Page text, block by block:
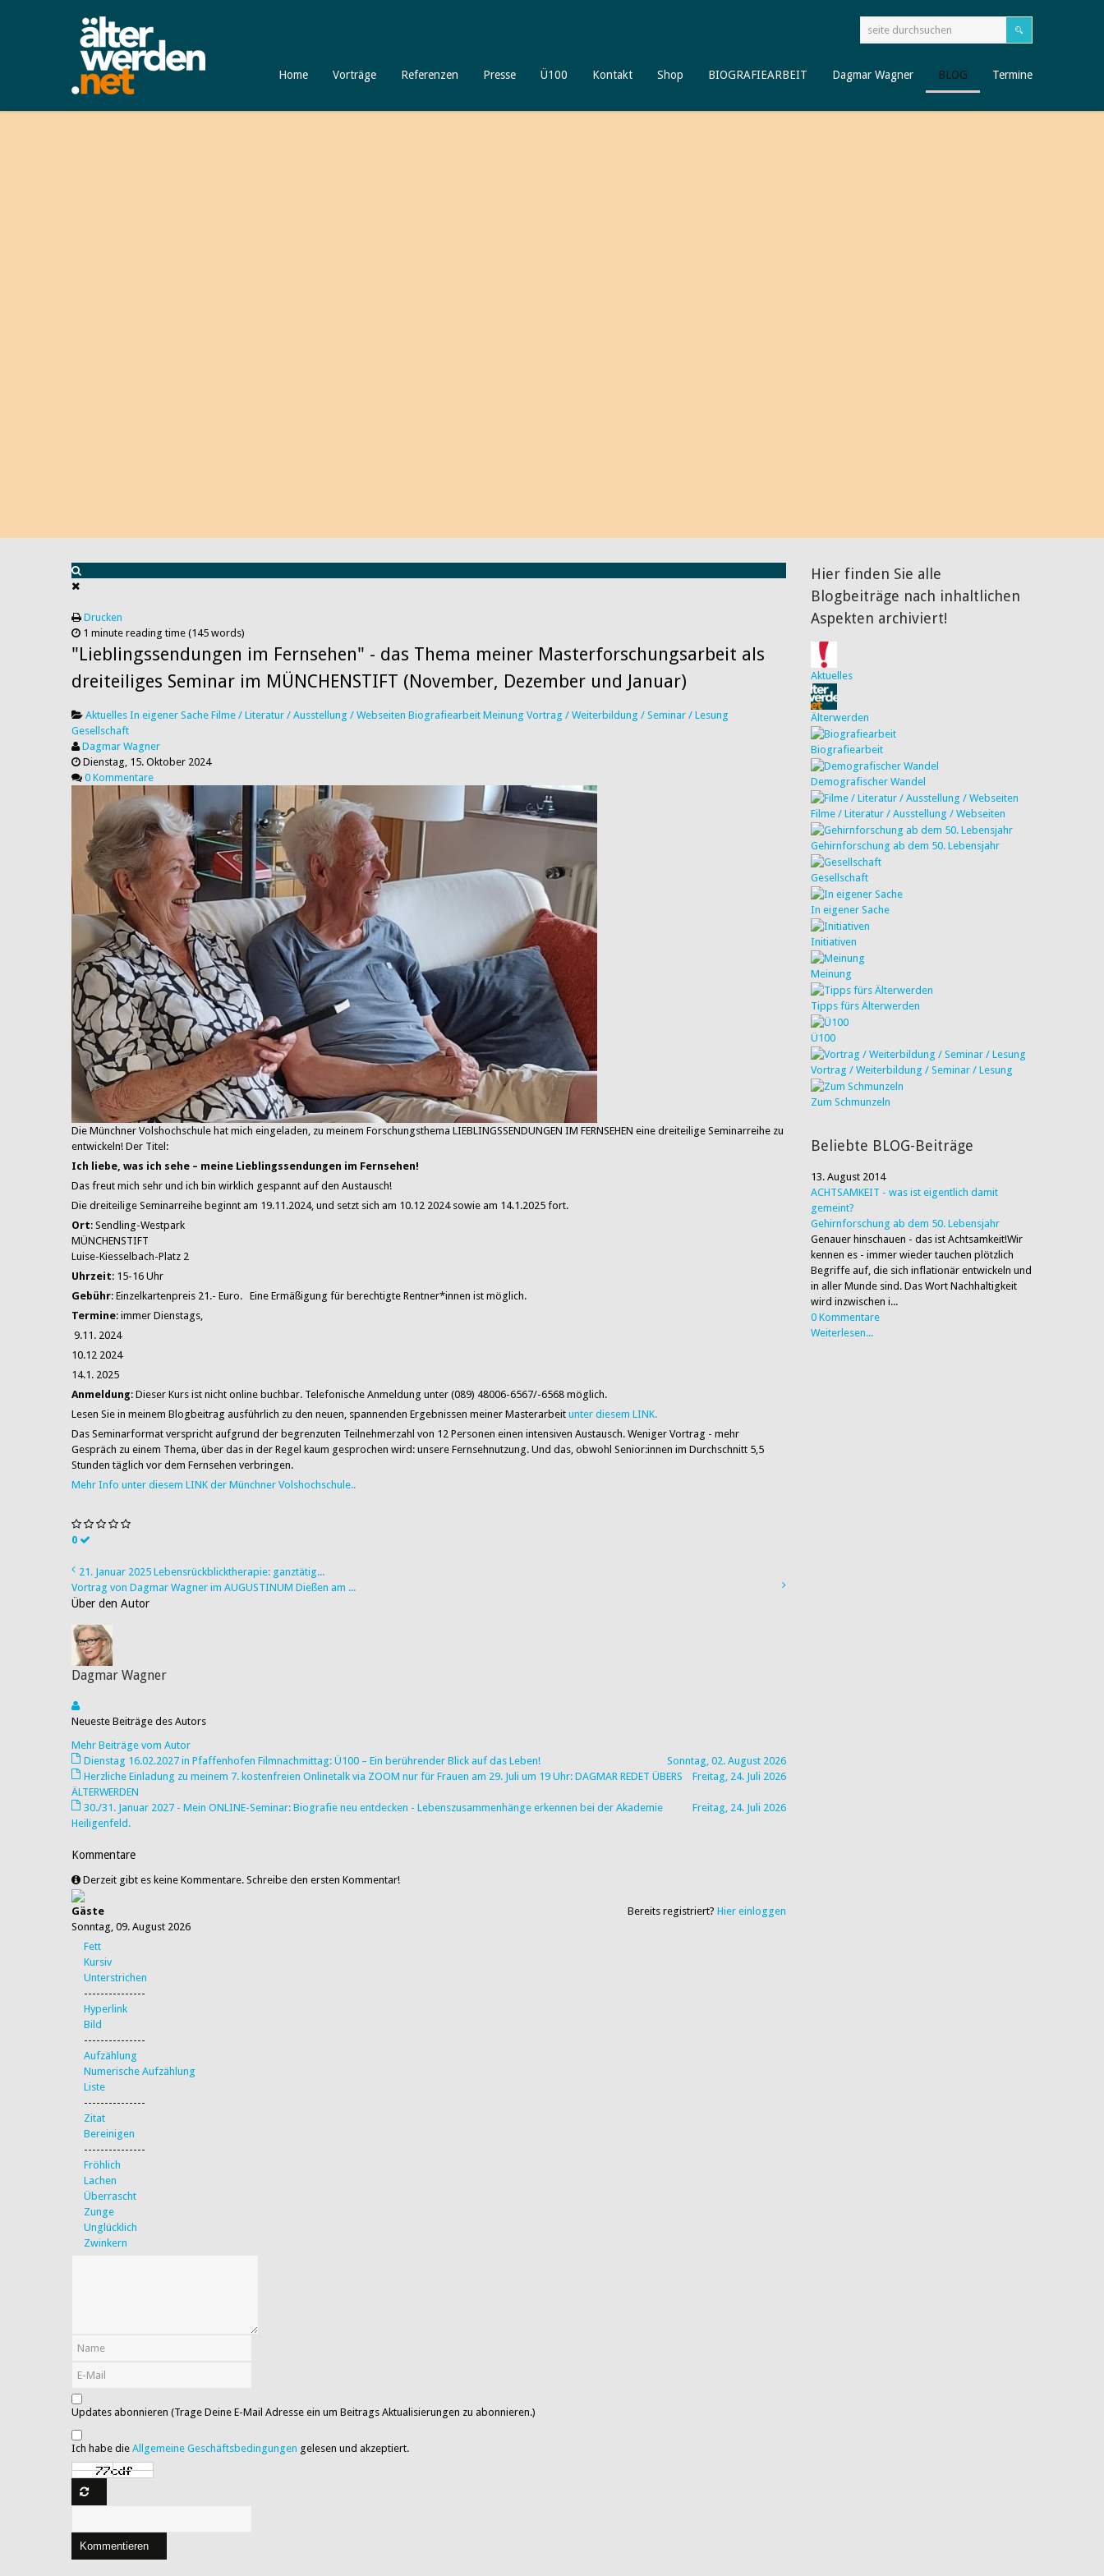
Home Vorträge Referenzen Presse Ü100 Kontakt Shop BIOGRAFIEARBEIT Dagmar Wagner BLOG Termine
Drucken
1 minute reading time (145 words)
"Lieblingssendungen im Fernsehen" - das Thema meiner Masterforschungsarbeit als
dreiteiliges Seminar im MÜNCHENSTIFT (November, Dezember und Januar)
Aktuelles In eigener Sache Filme / Literatur / Ausstellung / Webseiten Biografiearbeit Meinung Vortrag / Weiterbildung / Seminar / Lesung
Gesellschaft
Dagmar Wagner
Dienstag, 15. Oktober 2024
0 Kommentare
Die Münchner Volshochschule hat mich eingeladen, zu meinem Forschungsthema LIEBLINGSSENDUNGEN IM FERNSEHEN eine dreiteilige Seminarreihe zu
entwickeln! Der Titel:
Ich liebe, was ich sehe – meine Lieblingssendungen im Fernsehen!
Das freut mich sehr und ich bin wirklich gespannt auf den Austausch!
Die dreiteilige Seminarreihe beginnt am 19.11.2024, und setzt sich am 10.12 2024 sowie am 14.1.2025 fort.
Ort: Sendling-Westpark
MÜNCHENSTIFT
Luise-Kiesselbach-Platz 2
Uhrzeit: 15-16 Uhr
Gebühr: Einzelkartenpreis 21.- Euro. Eine Ermäßigung für berechtigte Rentner*innen ist möglich.
Termine: immer Dienstags,
9.11. 2024
10.12 2024
14.1. 2025
Anmeldung: Dieser Kurs ist nicht online buchbar. Telefonische Anmeldung unter (089) 48006-6567/-6568 möglich.
Lesen Sie in meinem Blogbeitrag ausführlich zu den neuen, spannenden Ergebnissen meiner Masterarbeit unter diesem LINK.
Das Seminarformat verspricht aufgrund der begrenzuten Teilnehmerzahl von 12 Personen einen intensiven Austausch. Weniger Vortrag - mehr
Gespräch zu einem Thema, über das in der Regel kaum gesprochen wird: unsere Fernsehnutzung. Und das, obwohl Senior:innen im Durchschnitt 5,5
Stunden täglich vor dem Fernsehen verbringen.
Mehr Info unter diesem LINK der Münchner Volshochschule..
0
21. Januar 2025 Lebensrückblicktherapie: ganztätig...
Vortrag von Dagmar Wagner im AUGUSTINUM Dießen am ...
Über den Autor
Dagmar Wagner
Neueste Beiträge des Autors
Mehr Beiträge vom Autor
Sonntag, 02. August 2026
Dienstag 16.02.2027 in Pfaffenhofen Filmnachmittag: Ü100 – Ein berührender Blick auf das Leben!
Freitag, 24. Juli 2026
Herzliche Einladung zu meinem 7. kostenfreien Onlinetalk via ZOOM nur für Frauen am 29. Juli um 19 Uhr: DAGMAR REDET ÜBERS
ÄLTERWERDEN
Freitag, 24. Juli 2026
30./31. Januar 2027 - Mein ONLINE-Seminar: Biografie neu entdecken - Lebenszusammenhänge erkennen bei der Akademie
Heiligenfeld.
Kommentare
Derzeit gibt es keine Kommentare. Schreibe den ersten Kommentar!
Bereits registriert? Hier einloggen
Gäste
Sonntag, 09. August 2026
Fett
Kursiv
Unterstrichen
---------------
Hyperlink
Bild
---------------
Aufzählung
Numerische Aufzählung
Liste
---------------
Zitat
Bereinigen
---------------
Fröhlich
Lachen
Überrascht
Zunge
Unglücklich
Zwinkern
Updates abonnieren (Trage Deine E-Mail Adresse ein um Beitrags Aktualisierungen zu abonnieren.)
Ich habe die Allgemeine Geschäftsbedingungen gelesen und akzeptiert.
Kommentieren
Hier finden Sie alle
Blogbeiträge nach inhaltlichen
Aspekten archiviert!
Aktuelles
Älterwerden
Biografiearbeit
Demografischer Wandel
Filme / Literatur / Ausstellung / Webseiten
Gehirnforschung ab dem 50. Lebensjahr
Gesellschaft
In eigener Sache
Initiativen
Meinung
Tipps fürs Älterwerden
Ü100
Vortrag / Weiterbildung / Seminar / Lesung
Zum Schmunzeln
Beliebte BLOG-Beiträge
13. August 2014
ACHTSAMKEIT - was ist eigentlich damit
gemeint?
Gehirnforschung ab dem 50. Lebensjahr
Genauer hinschauen - das ist Achtsamkeit!Wir
kennen es - immer wieder tauchen plötzlich
Begriffe auf, die sich inflationär entwickeln und
in aller Munde sind. Das Wort Nachhaltigkeit
wird inzwischen i...
0 Kommentare
Weiterlesen...